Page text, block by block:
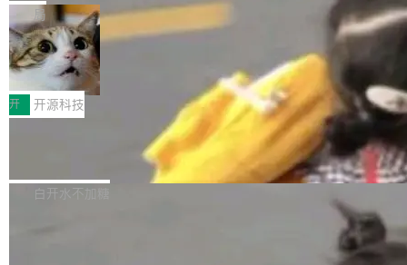
布，具体更新内容包括： feat(zero)：Zero 现
支持 --security superflag（token=...;whitelist
=...），与 Alpha 版本的格式一致，并据此对其
管理 HTTP 端点进行授权。 <blockquote> <p>
<span><strong>警告：</strong>&nbsp;Zero
的 admin ...
块钱的玩意儿——一根小竹签，一个竹筒，一头
系着涂了松香的线。甩起来，竹膜震动，发出“哇
——哇”的蝉鸣声。实物越来越难找了，有开发者
把它做成了 Web 玩具，放在 zhuzhiliao.imsai.c
c 上，并在 GitHub 开源。 玩法很简单：按住屏
幕画圈，或者直接甩手机。页面会实时显示转速
（圈/秒），声音来自真实竹知了录音的 1.72 秒
采样，无缝循环。音频解码失败时，还有一套合
成兜底——锯齿波振荡器模拟脉冲，并联带通共
局
30倍效率升级：解锁医学影像数据要素
价值化的真实路径
完成一例腹部CT影像标注，张医生过去需要约1
20个小时。他必须在数百张连续影像上，一笔一
笔勾画边界，一层一层识别肌肉组织。如今，使
用东软飞标医学影像标注平台，同样的工作缩短
至4小时，效率提升30倍。 这组数字背后，改变
的不只是速度，而是把医学影像转化为AI能力的
开 开源科技
Apache Dubbo-go v3.3.2 正式发布
这个版本面向生产环境，重心在内核稳定性。我
们彻底收敛了旧配置体系，扩展了 Triple 协议与
白开水不加糖